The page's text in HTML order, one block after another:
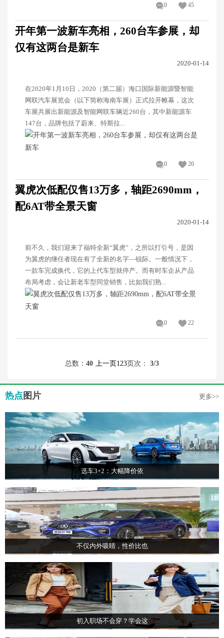
0 45
开年第一波新车亮相，260台车参展，却
仅有这两台是新车
2020-01-14
在2020年1月10日，2020（第二届）海口国际新能源暨智能
网联汽车展览会（以下简称海南车展）正式拉开帷幕，这次
车展共展出新能源及智能网联车辆近260台，其中新能源车
147台，品牌包括了蔚来、特斯拉...
0 20
翼虎次低配仅售13万多，轴距2690mm，
配6AT带全景天窗
2020-01-14
前不久，我们迎来了福特全新“翼虎”，之所以打引号，是因
为翼虎的继任者现在有了全新的名字—锐际。一般情况下，
一款车完成换代，它的上代车型就停产。而有时车企从产品
布局考虑，会让新老车型同堂销售，比如我们熟...
0 22
总数： 40 上一页1 23页次： 3/3
热点 图片 更多>>
选车3+2：大幅降价依
不仅内外吸睛，性价比也
初入职场不会穿？学会这